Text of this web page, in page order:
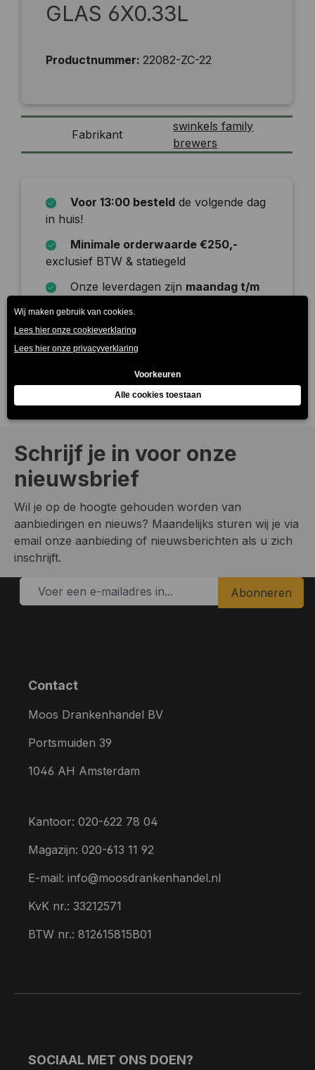
GLAS 6X0.33L
Productnummer: 22082-ZC-22
Fabrikant
swinkels family
brewers
Voor 13:00 besteld de volgende dag
in huis!
Minimale orderwaarde €250,-
exclusief BTW & statiegeld
Onze leverdagen zijn maandag t/m
Schrijf je in voor onze
nieuwsbrief
Wil je op de hoogte gehouden worden van
aanbiedingen en nieuws? Maandelijks sturen wij je via
email onze aanbieding of nieuwsberichten als u zich
inschrijft.
Abonneren
Contact
Moos Drankenhandel BV
Portsmuiden 39
1046 AH Amsterdam
Kantoor: 020-622 78 04
Magazijn: 020-613 11 92
E-mail: info@moosdrankenhandel.nl
KvK nr.: 33212571
BTW nr.: 812615815B01
SOCIAAL MET ONS DOEN?